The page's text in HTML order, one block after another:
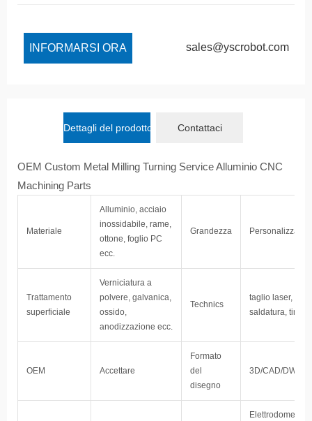
INFORMARSI ORA sales@yscrobot.com
Dettagli del prodotto Contattaci
OEM Custom Metal Milling Turning Service Alluminio CNC
Machining Parts
Materiale
Alluminio, acciaio
inossidabile, rame,
ottone, foglio PC
ecc.
Grandezza Personalizzato
Trattamento
superficiale
Verniciatura a
polvere, galvanica,
ossido,
anodizzazione ecc.
Technics
taglio laser,
saldatura, timbro
OEM Accettare
Formato
del
disegno
3D/CAD/DWG/